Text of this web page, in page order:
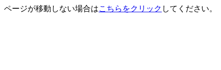
ページが移動しない場合はこちらをクリック してください。